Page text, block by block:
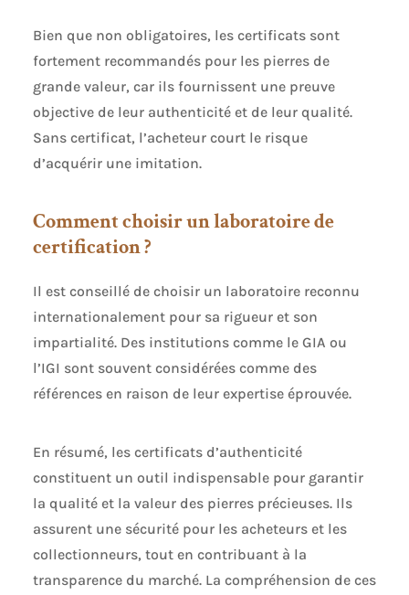
Bien que non obligatoires, les certificats sont
fortement recommandés pour les pierres de
grande valeur, car ils fournissent une preuve
objective de leur authenticité et de leur qualité.
Sans certificat, l’acheteur court le risque
d’acquérir une imitation.
Comment choisir un laboratoire de
certification ?
Il est conseillé de choisir un laboratoire reconnu
internationalement pour sa rigueur et son
impartialité. Des institutions comme le GIA ou
l’IGI sont souvent considérées comme des
références en raison de leur expertise éprouvée.
En résumé, les certificats d’authenticité
constituent un outil indispensable pour garantir
la qualité et la valeur des pierres précieuses. Ils
assurent une sécurité pour les acheteurs et les
collectionneurs, tout en contribuant à la
transparence du marché. La compréhension de ces